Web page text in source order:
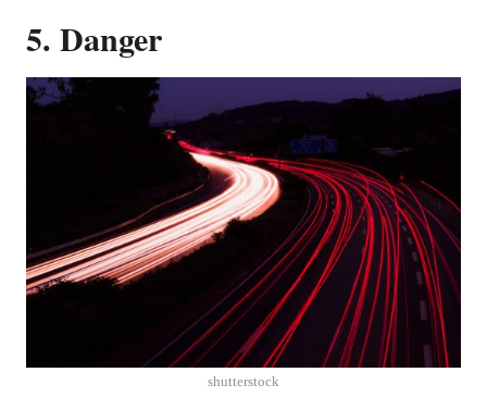
5. Danger
shutterstock